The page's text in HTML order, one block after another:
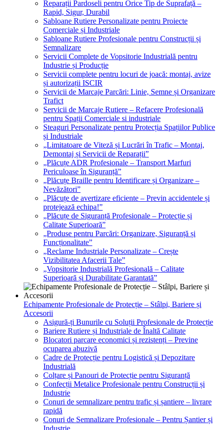
Reparații Pardoseli pentru Orice Tip de Suprafață –
Rapid, Sigur, Durabil
Sabloane Rutiere Personalizate pentru Proiecte
Comerciale și Industriale
Sabloane Rutiere Profesionale pentru Construcții și
Semnalizare
Servicii Complete de Vopsitorie Industrială pentru
Industrie și Producție
Servicii complete pentru locuri de joacă: montaj, avize
și autorizații ISCIR
Servicii de Marcaje Parcări: Linie, Semne și Organizare
Trafict
Servicii de Marcaje Rutiere – Refacere Profesională
pentru Spații Comerciale si industriale
Steaguri Personalizate pentru Protecția Spațiilor Publice
și Industriale
„Limitatoare de Viteză și Lucrări în Trafic – Montaj,
Demontaj și Servicii de Reparații”
„Plăcuțe ADR Profesionale – Transport Marfuri
Periculoase în Siguranță”
„Plăcuțe Braille pentru Identificare și Organizare –
Nevăzători”
„Plăcuțe de avertizare eficiente – Previn accidentele și
protejează echipa!”
„Plăcuțe de Siguranță Profesionale – Protecție și
Calitate Superioară”
„Produse pentru Parcări: Organizare, Siguranță și
Funcționalitate”
„Reclame Industriale Personalizate – Crește
Vizibilitatea Afacerii Tale”
„Vopsitorie Industrială Profesională – Calitate
Superioară și Durabilitate Garantată”
Echipamente Profesionale de Protecție – Stâlpi, Bariere și
Accesorii
Asigură-ți Bunurile cu Soluții Profesionale de Protecție
Bariere Rutiere și Industriale de Înaltă Calitate
Blocatori parcare economici și rezistenți – Previne
ocuparea abuzivă
Cadre de Protecție pentru Logistică și Depozitare
Industrială
Colțare și Panouri de Protecție pentru Siguranță
Confecții Metalice Profesionale pentru Construcții și
Industrie
Conuri de semnalizare pentru trafic și șantiere – livrare
rapidă
Conuri de Semnalizare Profesionale – Pentru Șantier și
Industrie